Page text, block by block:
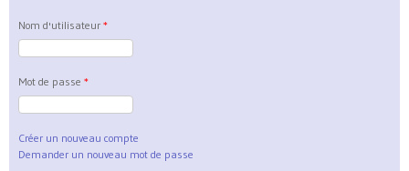
Nom d'utilisateur *
Mot de passe *
Créer un nouveau compte
Demander un nouveau mot de passe